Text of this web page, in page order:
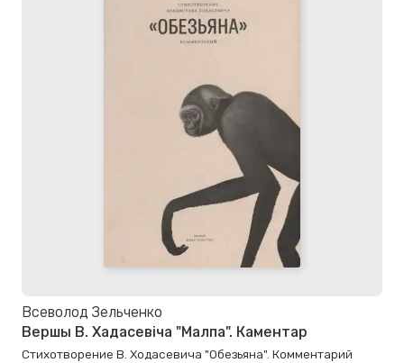
Всеволод Зельченко
Вершы В. Хадасевіча "Малпа". Каментар
Стихотворение В. Ходасевича "Обезьяна". Комментарий